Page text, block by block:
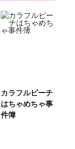
カラフルピーチ
はちゃめちゃ事
件簿